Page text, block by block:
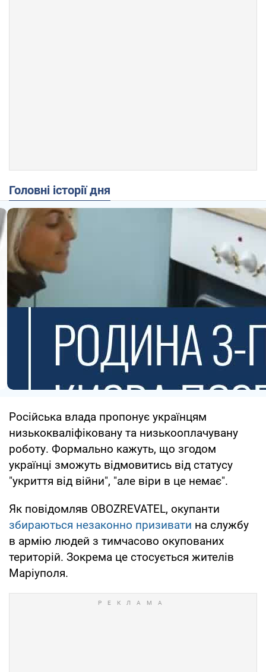
Головні історії дня
Російська влада пропонує українцям
низькокваліфіковану та низькооплачувану
роботу. Формально кажуть, що згодом
українці зможуть відмовитись від статусу
"укриття від війни", "але віри в це немає".
Як повідомляв OBOZREVATEL, окупанти
збираються незаконно призивати на службу
в армію людей з тимчасово окупованих
територій. Зокрема це стосується жителів
Маріуполя.